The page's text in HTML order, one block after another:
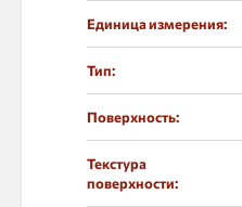
Единица измерения:
Тип:
Поверхность:
Текстура
поверхности: